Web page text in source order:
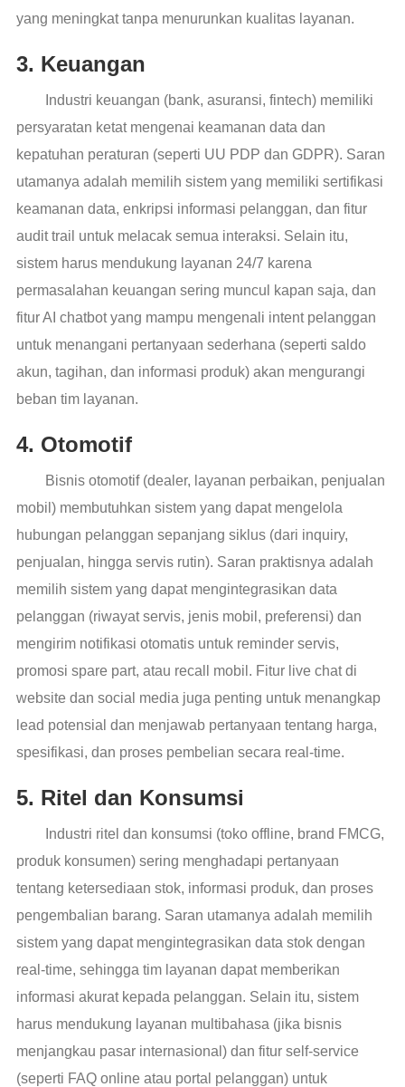
yang meningkat tanpa menurunkan kualitas layanan.
3. Keuangan
Industri keuangan (bank, asuransi, fintech) memiliki
persyaratan ketat mengenai keamanan data dan
kepatuhan peraturan (seperti UU PDP dan GDPR). Saran
utamanya adalah memilih sistem yang memiliki sertifikasi
keamanan data, enkripsi informasi pelanggan, dan fitur
audit trail untuk melacak semua interaksi. Selain itu,
sistem harus mendukung layanan 24/7 karena
permasalahan keuangan sering muncul kapan saja, dan
fitur AI chatbot yang mampu mengenali intent pelanggan
untuk menangani pertanyaan sederhana (seperti saldo
akun, tagihan, dan informasi produk) akan mengurangi
beban tim layanan.
4. Otomotif
Bisnis otomotif (dealer, layanan perbaikan, penjualan
mobil) membutuhkan sistem yang dapat mengelola
hubungan pelanggan sepanjang siklus (dari inquiry,
penjualan, hingga servis rutin). Saran praktisnya adalah
memilih sistem yang dapat mengintegrasikan data
pelanggan (riwayat servis, jenis mobil, preferensi) dan
mengirim notifikasi otomatis untuk reminder servis,
promosi spare part, atau recall mobil. Fitur live chat di
website dan social media juga penting untuk menangkap
lead potensial dan menjawab pertanyaan tentang harga,
spesifikasi, dan proses pembelian secara real-time.
5. Ritel dan Konsumsi
Industri ritel dan konsumsi (toko offline, brand FMCG,
produk konsumen) sering menghadapi pertanyaan
tentang ketersediaan stok, informasi produk, dan proses
pengembalian barang. Saran utamanya adalah memilih
sistem yang dapat mengintegrasikan data stok dengan
real-time, sehingga tim layanan dapat memberikan
informasi akurat kepada pelanggan. Selain itu, sistem
harus mendukung layanan multibahasa (jika bisnis
menjangkau pasar internasional) dan fitur self-service
(seperti FAQ online atau portal pelanggan) untuk